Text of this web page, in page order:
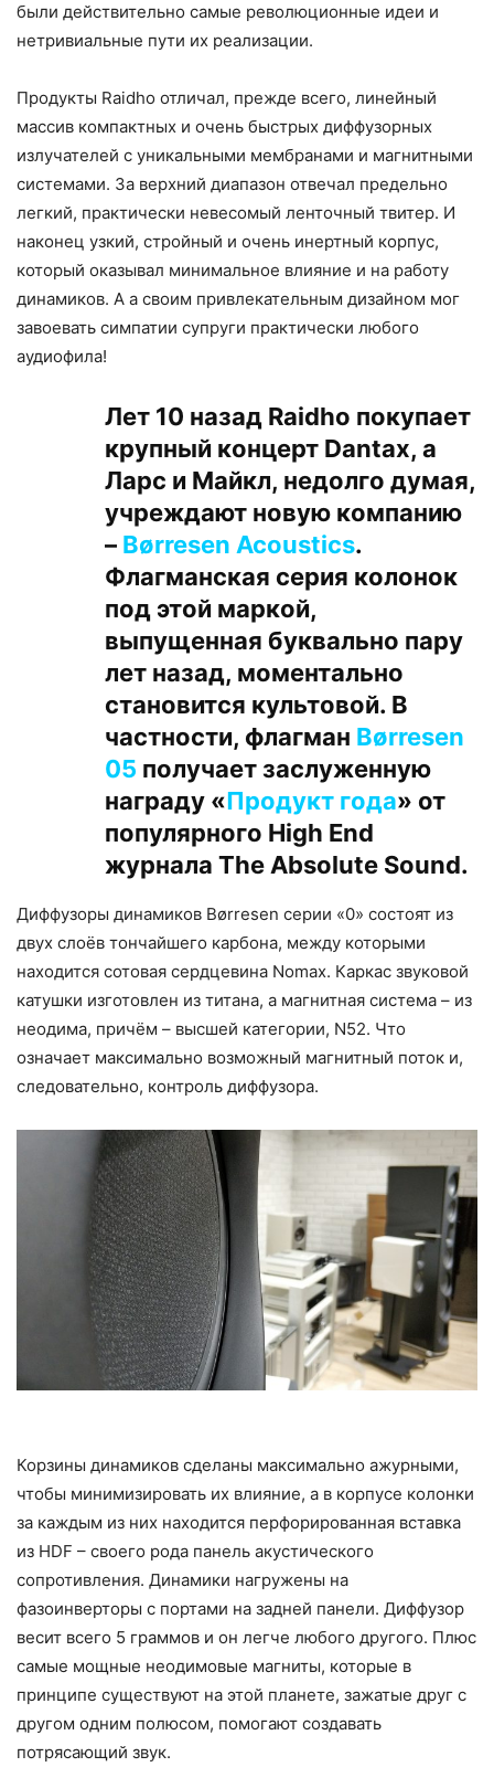
были действительно самые революционные идеи и
нетривиальные пути их реализации.
Продукты Raidho отличал, прежде всего, линейный
массив компактных и очень быстрых диффузорных
излучателей с уникальными мембранами и магнитными
системами. За верхний диапазон отвечал предельно
легкий, практически невесомый ленточный твитер. И
наконец узкий, стройный и очень инертный корпус,
который оказывал минимальное влияние и на работу
динамиков. А а своим привлекательным дизайном мог
завоевать симпатии супруги практически любого
аудиофила!
Лет 10 назад Raidho покупает
крупный концерт Dantax, а
Ларс и Майкл, недолго думая,
учреждают новую компанию
– Børresen Acoustics.
Флагманская серия колонок
под этой маркой,
выпущенная буквально пару
лет назад, моментально
становится культовой. В
частности, флагман Børresen
05 получает заслуженную
награду «Продукт года» от
популярного High End
журнала The Absolute Sound.
Диффузоры динамиков Børresen серии «0» состоят из
двух слоёв тончайшего карбона, между которыми
находится сотовая сердцевина Nomax. Каркас звуковой
катушки изготовлен из титана, а магнитная система – из
неодима, причём – высшей категории, N52. Что
означает максимально возможный магнитный поток и,
следовательно, контроль диффузора.
Корзины динамиков сделаны максимально ажурными,
чтобы минимизировать их влияние, а в корпусе колонки
за каждым из них находится перфорированная вставка
из HDF – своего рода панель акустического
сопротивления. Динамики нагружены на
фазоинверторы с портами на задней панели. Диффузор
весит всего 5 граммов и он легче любого другого. Плюс
самые мощные неодимовые магниты, которые в
принципе существуют на этой планете, зажатые друг с
другом одним полюсом, помогают создавать
потрясающий звук.